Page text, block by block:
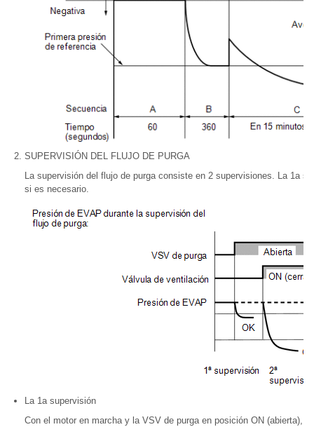
SUPERVISIÓN DEL FLUJO DE PURGA
La supervisión del flujo de purga consiste en 2 supervisiones. La 1a
si es necesario.
La 1a supervisión
Con el motor en marcha y la VSV de purga en posición ON (abierta),